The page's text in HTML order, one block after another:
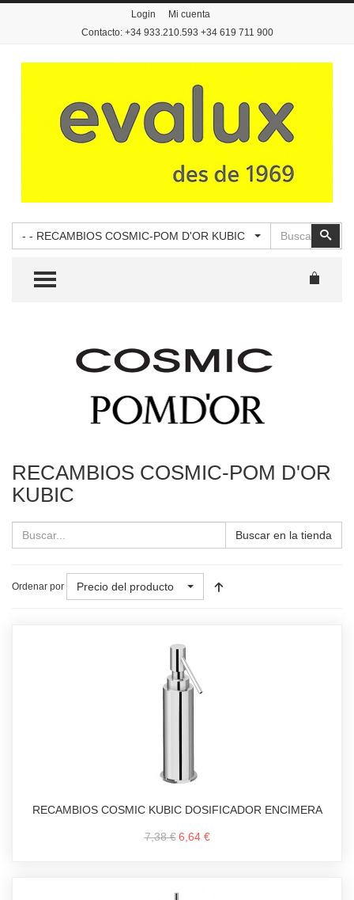
Login
Mi cuenta
Contacto: +34 933.210.593 +34 619 711 900
- - RECAMBIOS COSMIC-POM D'OR KUBIC
TOGGLE MENU
RECAMBIOS COSMIC-POM D'OR
KUBIC
Buscar en la tienda
Ordenar por Precio del producto
RECAMBIOS COSMIC KUBIC DOSIFICADOR ENCIMERA
7,38 € 6,64 €